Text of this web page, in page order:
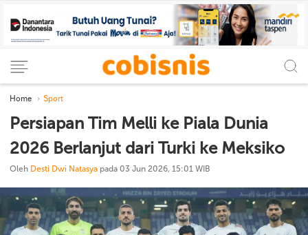
Home Sport
Persiapan Tim Melli ke Piala Dunia
2026 Berlanjut dari Turki ke Meksiko
Oleh Desti Dwi Natasya pada 03 Jun 2026, 15:01 WIB